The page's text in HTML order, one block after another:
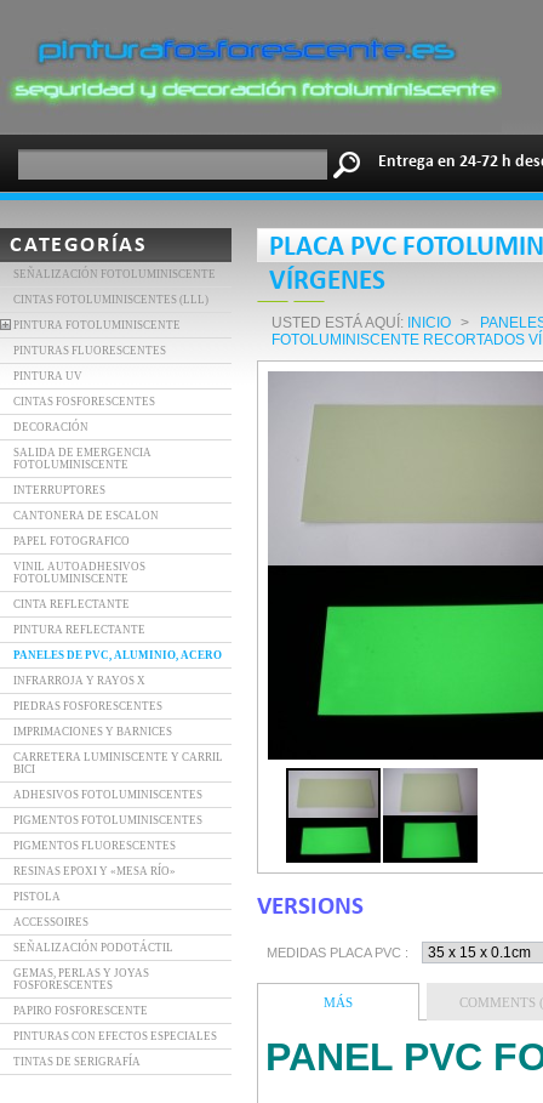
Entrega en 24-72 h
CATEGORÍAS
SEÑALIZACIÓN FOTOLUMINISCENTE
CINTAS FOTOLUMINISCENTES (LLL)
PINTURA FOTOLUMINISCENTE
PINTURAS FLUORESCENTES
PINTURA UV
CINTAS FOSFORESCENTES
DECORACIÓN
SALIDA DE EMERGENCIA
FOTOLUMINISCENTE
INTERRUPTORES
CANTONERA DE ESCALON
PAPEL FOTOGRAFICO
VINIL AUTOADHESIVOS
FOTOLUMINISCENTE
CINTA REFLECTANTE
PINTURA REFLECTANTE
PANELES DE PVC, ALUMINIO, ACERO
INFRARROJA Y RAYOS X
PIEDRAS FOSFORESCENTES
IMPRIMACIONES Y BARNICES
CARRETERA LUMINISCENTE Y CARRIL
BICI
ADHESIVOS FOTOLUMINISCENTES
PIGMENTOS FOTOLUMINISCENTES
PIGMENTOS FLUORESCENTES
RESINAS EPOXI Y «MESA RÍO»
PISTOLA
ACCESSOIRES
SEÑALIZACIÓN PODOTÁCTIL
GEMAS, PERLAS Y JOYAS
FOSFORESCENTES
PAPIRO FOSFORESCENTE
PINTURAS CON EFECTOS ESPECIALES
TINTAS DE SERIGRAFÍA
PLACA PVC
VÍRGENES
USTED ESTÁ AQUÍ: INICIO >
FOTOLUMINISCENTE RECORTADOS
VERSIONS
MEDIDAS PLACA PVC :
MÁS COMMENTS
PANEL PVC